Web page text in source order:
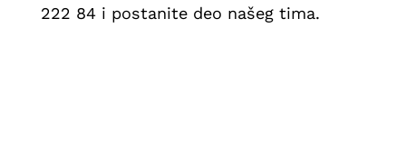
222 84i postanite deo našeg tima.